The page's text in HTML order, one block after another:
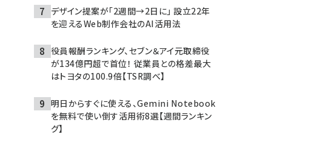
デザイン提案が「2週間→2日に」 設立22年
を迎えるWeb制作会社のAI活用法
役員報酬ランキング、セブン＆アイ元取締役
が134億円超で首位！ 従業員との格差最大
はトヨタの100.9倍【TSR調べ】
明日からすぐに使える、Gemini Notebook
を無料で使い倒す活用術8選【週間ランキン
グ】